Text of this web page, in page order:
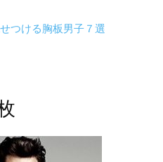
つける胸板男子７選